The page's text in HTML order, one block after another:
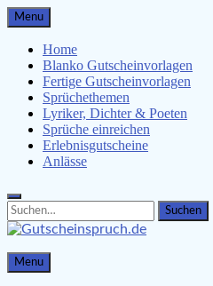
Skip
to
content
Menu
Home
Blanko Gutscheinvorlagen
Fertige Gutscheinvorlagen
Sprüchethemen
Lyriker, Dichter & Poeten
Sprüche einreichen
Erlebnisgutscheine
Anlässe
Search
for:
Search
Gutscheinspruch.de
Gutscheinsprüche &
Menu